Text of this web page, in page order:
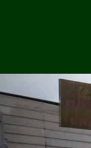
Previous